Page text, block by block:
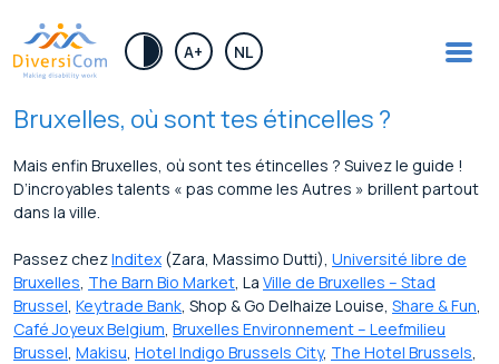
A+ NL
Bruxelles, où sont tes étincelles ?
Mais enfin Bruxelles, où sont tes étincelles ? Suivez le guide !
D’incroyables talents « pas comme les Autres » brillent partout
dans la ville.
Passez chezInditex (Zara, Massimo Dutti), Université libre de
Bruxelles, The Barn Bio Market, La Ville de Bruxelles – Stad
Brussel, Keytrade Bank, Shop & Go Delhaize Louise, Share & Fun,
Café Joyeux Belgium, Bruxelles Environnement – Leefmilieu
Brussel, Makisu, Hotel Indigo Brussels City, The Hotel Brussels,